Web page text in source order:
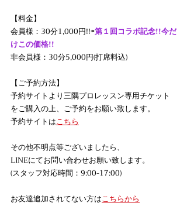
【料金】
会員様：30分1,000円!!⇦第１回コラボ記念!!今だ
けこの価格!!
非会員様：30分5,000円(打席料込)
【ご予約方法】
予約サイトより三隅プロレッスン専用チケット
をご購入の上、ご予約をお願い致します。
予約サイトはこちら
その他不明点等ございましたら、
LINEにてお問い合わせお願い致します。
(スタッフ対応時間：9:00-17:00)
お友達追加されてない方はこちらから